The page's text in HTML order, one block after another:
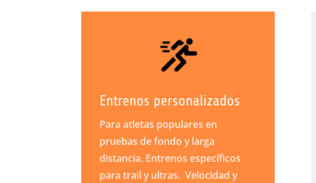
Entrenos personalizados
Para atletas populares en
pruebas de fondo y larga
distancia. Entrenos específicos
para trail y ultras. Velocidad y